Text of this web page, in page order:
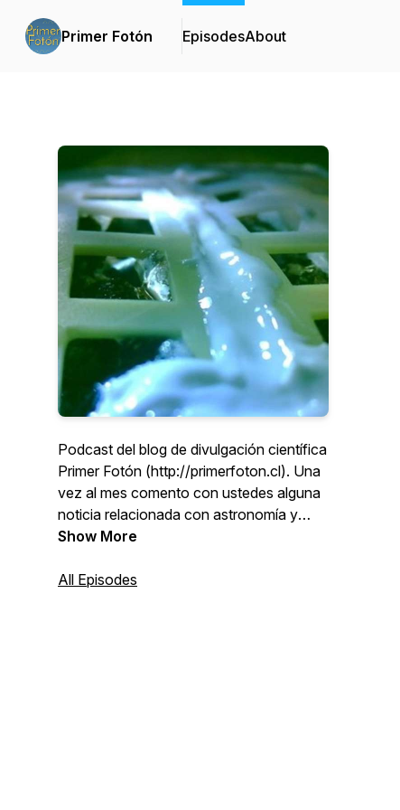
Primer Fotón EpisodesAbout
Podcast del blog de divulgación científica
Primer Fotón (http://primerfoton.cl). Una
vez al mes comento con ustedes alguna
noticia relacionada con astronomía y
ciencias.
Show More
All Episodes